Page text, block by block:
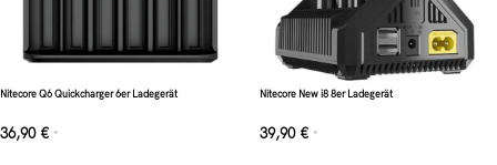
Nitecore Q6 Quickcharger 6er Ladegerät
36,90 € *
Nitecore New i8 8er Ladegerät
39,90 € *